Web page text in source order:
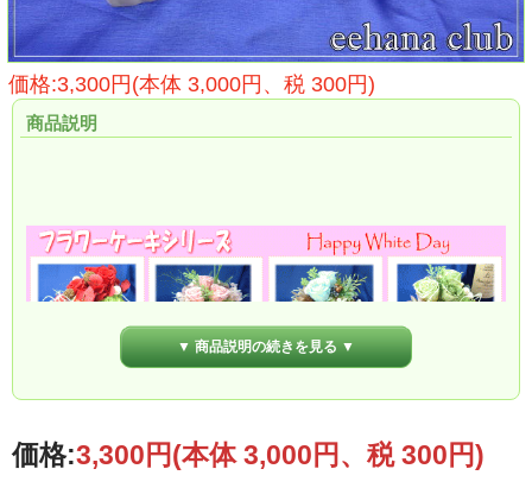
価格:3,300円(本体 3,000円、税 300円)
商品説明
▼ 商品説明の続きを見る ▼
価格:3,300円(本体 3,000円、税 300円)